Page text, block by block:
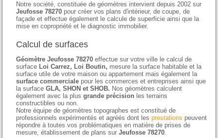
Notre société, constituée de géomètres intervient depuis 2002 sur
Jeufosse 78270 pour créer vos plans d'intérieur, de coupe, de
façade et effectue également le calcule de superficie ainsi que la
mise en copropriété et le diagnostic immobilier.
Calcul de surfaces
Géomètre Jeufosse 78270 effectue sur votre ville le calcul de
surface Loi Carrez, Loi Boutin, mesure la surface habitable et la
surface utile de votre maison ou appartement mais également la
surface commerciale pour les commerces et entreprises ainsi que
la surfaceGLA, SHON et SHOB. Nos géomètres calculent
également avec la plusgrande précision les terrains
constructibles ou non.
Notre équipe de géomètres topographes est constitué de
professionnels expérimentés et agréés dont lesprestations peuvent
répondre à toutes vos problématiques en matière de prises de
mesure, établissement de plans surJeufosse 78270.